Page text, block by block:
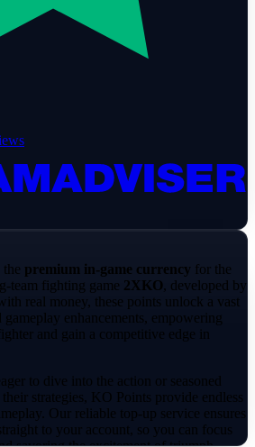
premium in-game currency for the
team fighting game 2XKO, developed by
real money, these points unlock a vast
enhancements, empowering
and gain a competitive edge in
to dive into the action or seasoned
strategies, KO Points provide endless
Our reliable top-up service ensures
to your account, so you can focus